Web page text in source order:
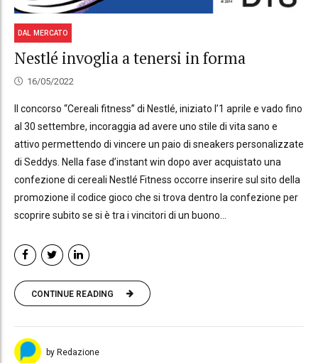
DAL MERCATO
Nestlé invoglia a tenersi in forma
16/05/2022
Il concorso “Cereali fitness” di Nestlé, iniziato l’1 aprile e vado fino
al 30 settembre, incoraggia ad avere uno stile di vita sano e
attivo permettendo di vincere un paio di sneakers personalizzate
di Seddys. Nella fase d’instant win dopo aver acquistato una
confezione di cereali Nestlé Fitness occorre inserire sul sito della
promozione il codice gioco che si trova dentro la confezione per
scoprire subito se si è tra i vincitori di un buono...
CONTINUE READING
by Redazione